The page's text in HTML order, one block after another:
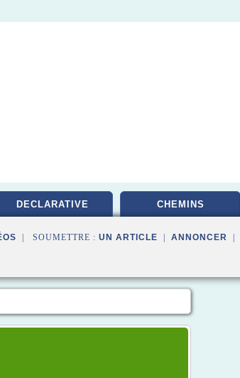
DECLARATIVE CHEMINS
| SOUMETTRE : UN ARTICLE ANNONCER